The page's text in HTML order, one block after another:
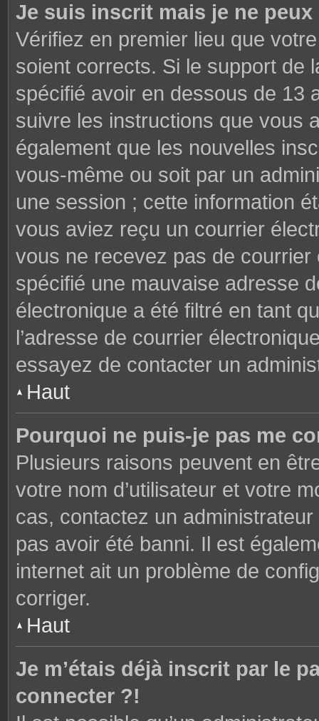
Je suis inscrit mais je ne
Vérifiez en premier lieu que
soient corrects. Si le support de
spécifié avoir en dessous de 13
suivre les instructions que vous
également que les nouvelles
vous-même ou soit par un
une session ; cette information
vous aviez reçu un courrier
vous ne recevez pas de
spécifié une mauvaise adresse
électronique a été filtré en tant
l’adresse de courrier
essayez de contacter un
Haut
Pourquoi ne puis-je pas me
Plusieurs raisons peuvent en
votre nom d’utilisateur et votre
cas, contactez un
pas avoir été banni. Il est
internet ait un problème de
corriger.
Haut
Je m’étais déjà inscrit par le
connecter ?!